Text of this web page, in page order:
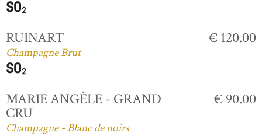
RUINART
Champagne Brut
€ 120.00
MARIE ANGÈLE - GRAND
CRU
Champagne - Blanc de noirs
€ 90.00